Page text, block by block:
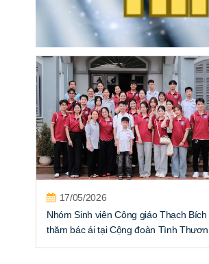
17/05/2026
Nhóm Sinh viên Công giáo Thạch Bích
thăm bác ái tại Cộng đoàn Tình Thương